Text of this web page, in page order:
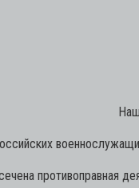
противоправная